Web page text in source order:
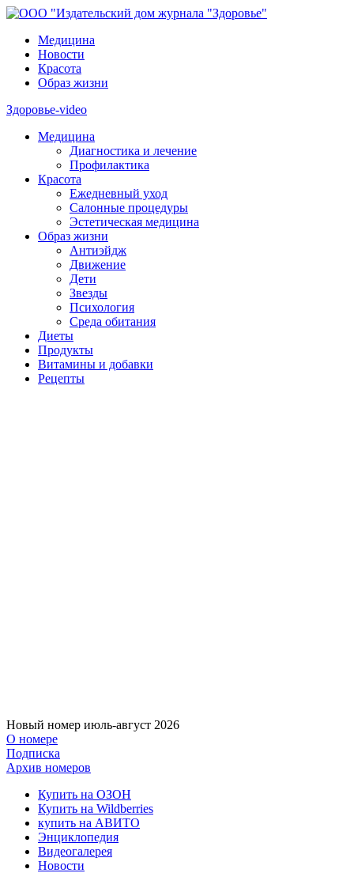
Медицина
Новости
Красота
Образ жизни
Здоровье-video
Медицина
Диагностика и лечение
Профилактика
Красота
Ежедневный уход
Салонные процедуры
Эстетическая медицина
Образ жизни
Антиэйдж
Движение
Дети
Звезды
Психология
Среда обитания
Диеты
Продукты
Витамины и добавки
Рецепты
Новый номер июль-август 2026
О номере
Подписка
Архив номеров
Купить на ОЗОН
Купить на Wildberries
купить на АВИТО
Энциклопедия
Видеогалерея
Новости